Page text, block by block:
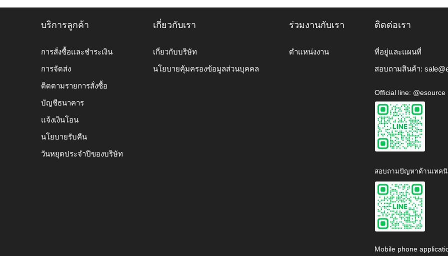
บริการลูกค้า
การสั่งซื้อและชำระเงิน
การจัดส่ง
ติดตามรายการสั่งซื้อ
บัญชีธนาคาร
แจ้งเงินโอน
นโยบายรับคืน
วันหยุดประจำปีของบริษัท
เกี่ยวกับเรา
เกี่ยวกับบริษัท
นโยบายคุ้มครองข้อมูลส่วนบุคคล
ร่วมงานกับเรา
ตำแหน่งงาน
ติดต่อเรา
ที่อยู่และแผนที่
สอบถามสินค้า:
Official line: @esource
สอบถามปัญหาด้านเทคนิ
Mobile phone